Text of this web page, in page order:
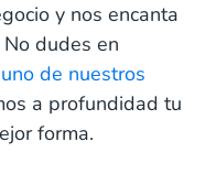
y nos encanta
dudes en
de nuestros
a profundidad tu
forma.